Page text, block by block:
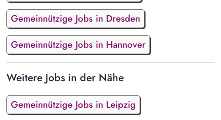
Gemeinnützige Jobs in Dresden
Gemeinnützige Jobs in Hannover
Weitere Jobs in der Nähe
Gemeinnützige Jobs in Leipzig